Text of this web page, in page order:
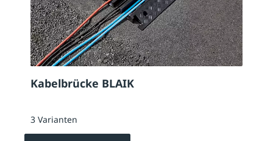
Kabelbrücke BLAIK
3 Varianten